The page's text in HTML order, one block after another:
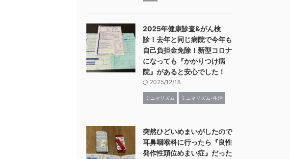
2025年健康診査&がん検
診！去年と同じ病院で今年も
自己負担金免除！新型コロナ
になっても『かかりつけ病
院』があると安心でした！
2025/12/18
ミニマリズム ミニマリズム-生活
突然ひどいめまいがしたので
耳鼻咽喉科に行ったら『良性
発作性頭位めまい症』だった